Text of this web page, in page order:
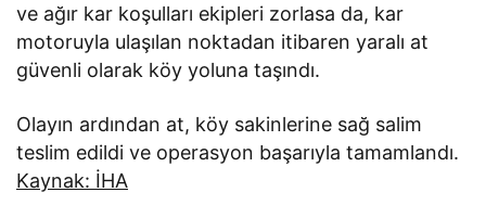
ve ağır kar koşulları ekipleri zorlasa da, kar
motoruyla ulaşılan noktadan itibaren yaralı at
güvenli olarak köy yoluna taşındı.
Olayın ardından at, köy sakinlerine sağ salim
teslim edildi ve operasyon başarıyla tamamlandı.
Kaynak: İHA